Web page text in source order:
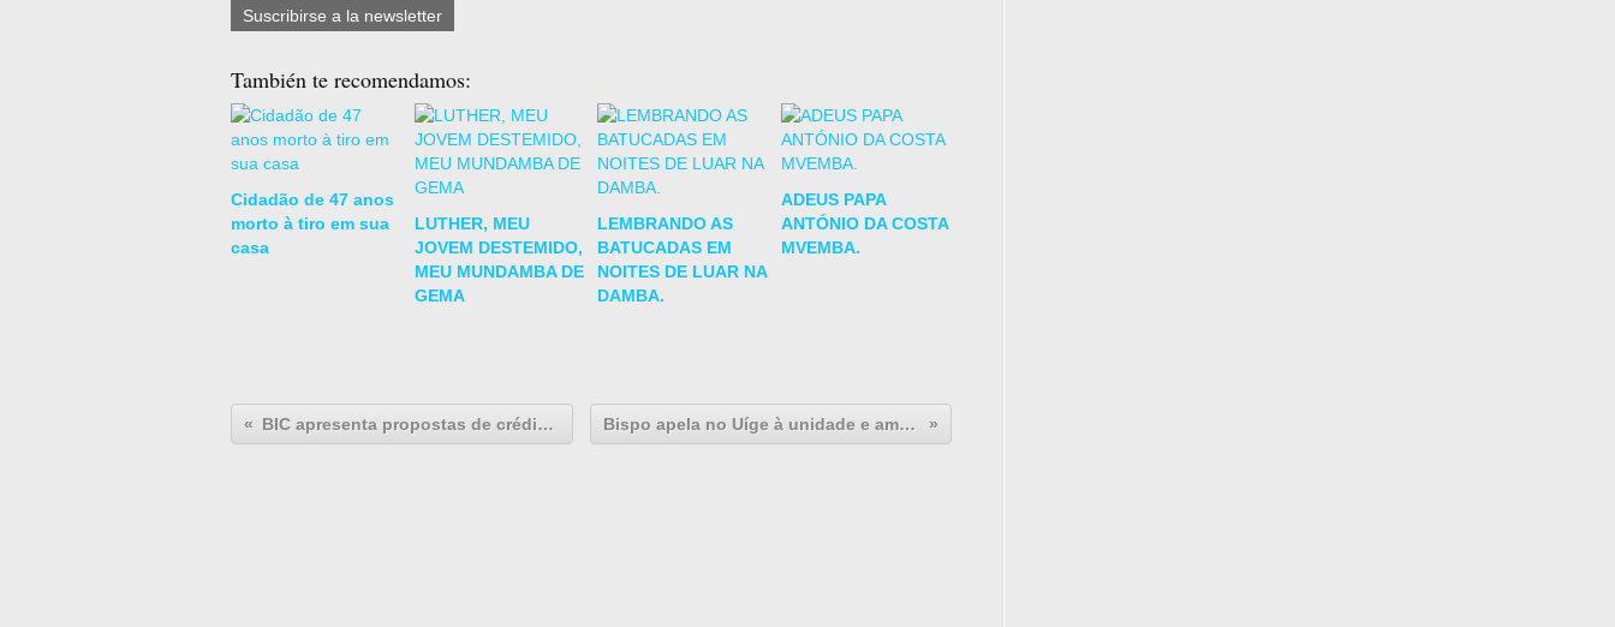
Suscribirse a la newsletter
También te recomendamos:
Cidadão de 47 anos
morto à tiro em sua
casa
LUTHER, MEU
JOVEM DESTEMIDO,
MEU MUNDAMBA DE
GEMA
LEMBRANDO AS
BATUCADAS EM
NOITES DE LUAR NA
DAMBA.
ADEUS PAPA
ANTÓNIO DA COSTA
MVEMBA.
BIC apresenta propostas de crédito para funcionários públicos Bispo apela no Uíge à unidade e amor ao próximo entre os cristãos